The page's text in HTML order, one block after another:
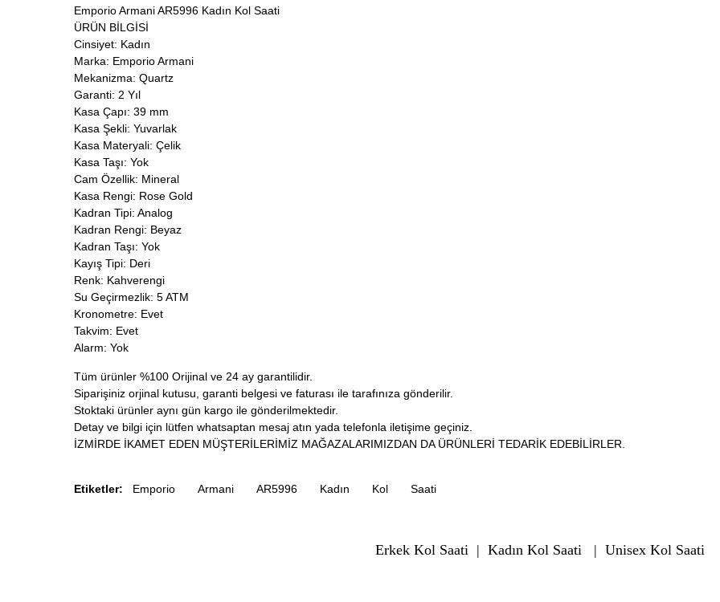
Emporio Armani AR5996 Kadın Kol Saati
ÜRÜN BİLGİSİ
Cinsiyet: Kadın
Marka: Emporio Armani
Mekanizma: Quartz
Garanti: 2 Yıl
Kasa Çapı: 39 mm
Kasa Şekli: Yuvarlak
Kasa Materyali: Çelik
Kasa Taşı: Yok
Cam Özellik: Mineral
Kasa Rengi: Rose Gold
Kadran Tipi: Analog
Kadran Rengi: Beyaz
Kadran Taşı: Yok
Kayış Tipi: Deri
Renk: Kahverengi
Su Geçirmezlik: 5 ATM
Kronometre: Evet
Takvim: Evet
Alarm: Yok
Tüm ürünler %100 Orijinal ve 24 ay garantilidir.
Siparişiniz orjinal kutusu, garanti belgesi ve faturası ile tarafınıza gönderilir.
Stoktaki ürünler aynı gün kargo ile gönderilmektedir.
Detay ve bilgi için lütfen whatsaptan mesaj atın yada telefonla iletişime geçiniz.
İZMİRDE İKAMET EDEN MÜŞTERİLERİMİZ MAĞAZALARIMIZDAN DA ÜRÜNLERİ TEDARİK EDEBİLİRLER.
Etiketler: Emporio Armani AR5996 Kadın Kol Saati
Erkek Kol Saati | Kadın Kol Saati | Unisex Kol Saati